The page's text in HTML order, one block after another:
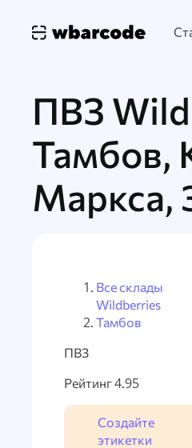
ПВЗ
Тамбов,
Маркса,
Все склады
Wildberries
Тамбов
ПВЗ
Рейтинг 4.95
Создайте
этикетки